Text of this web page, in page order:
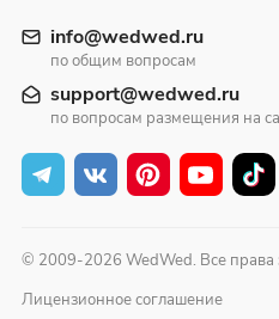
info@wedwed.ru
по общим вопросам
support@wedwed.ru
по вопросам размещения на
© 2009-2026 WedWed. Все
Лицензионное соглашение